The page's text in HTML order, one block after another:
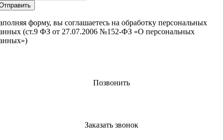
форму, вы соглашаетесь на обработку персональных
(ст.9 ФЗ от 27.07.2006 №152-ФЗ «О персональных
Позвонить
Заказать звонок